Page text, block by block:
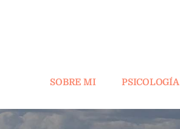
SOBRE MI PSICOLOGÍA